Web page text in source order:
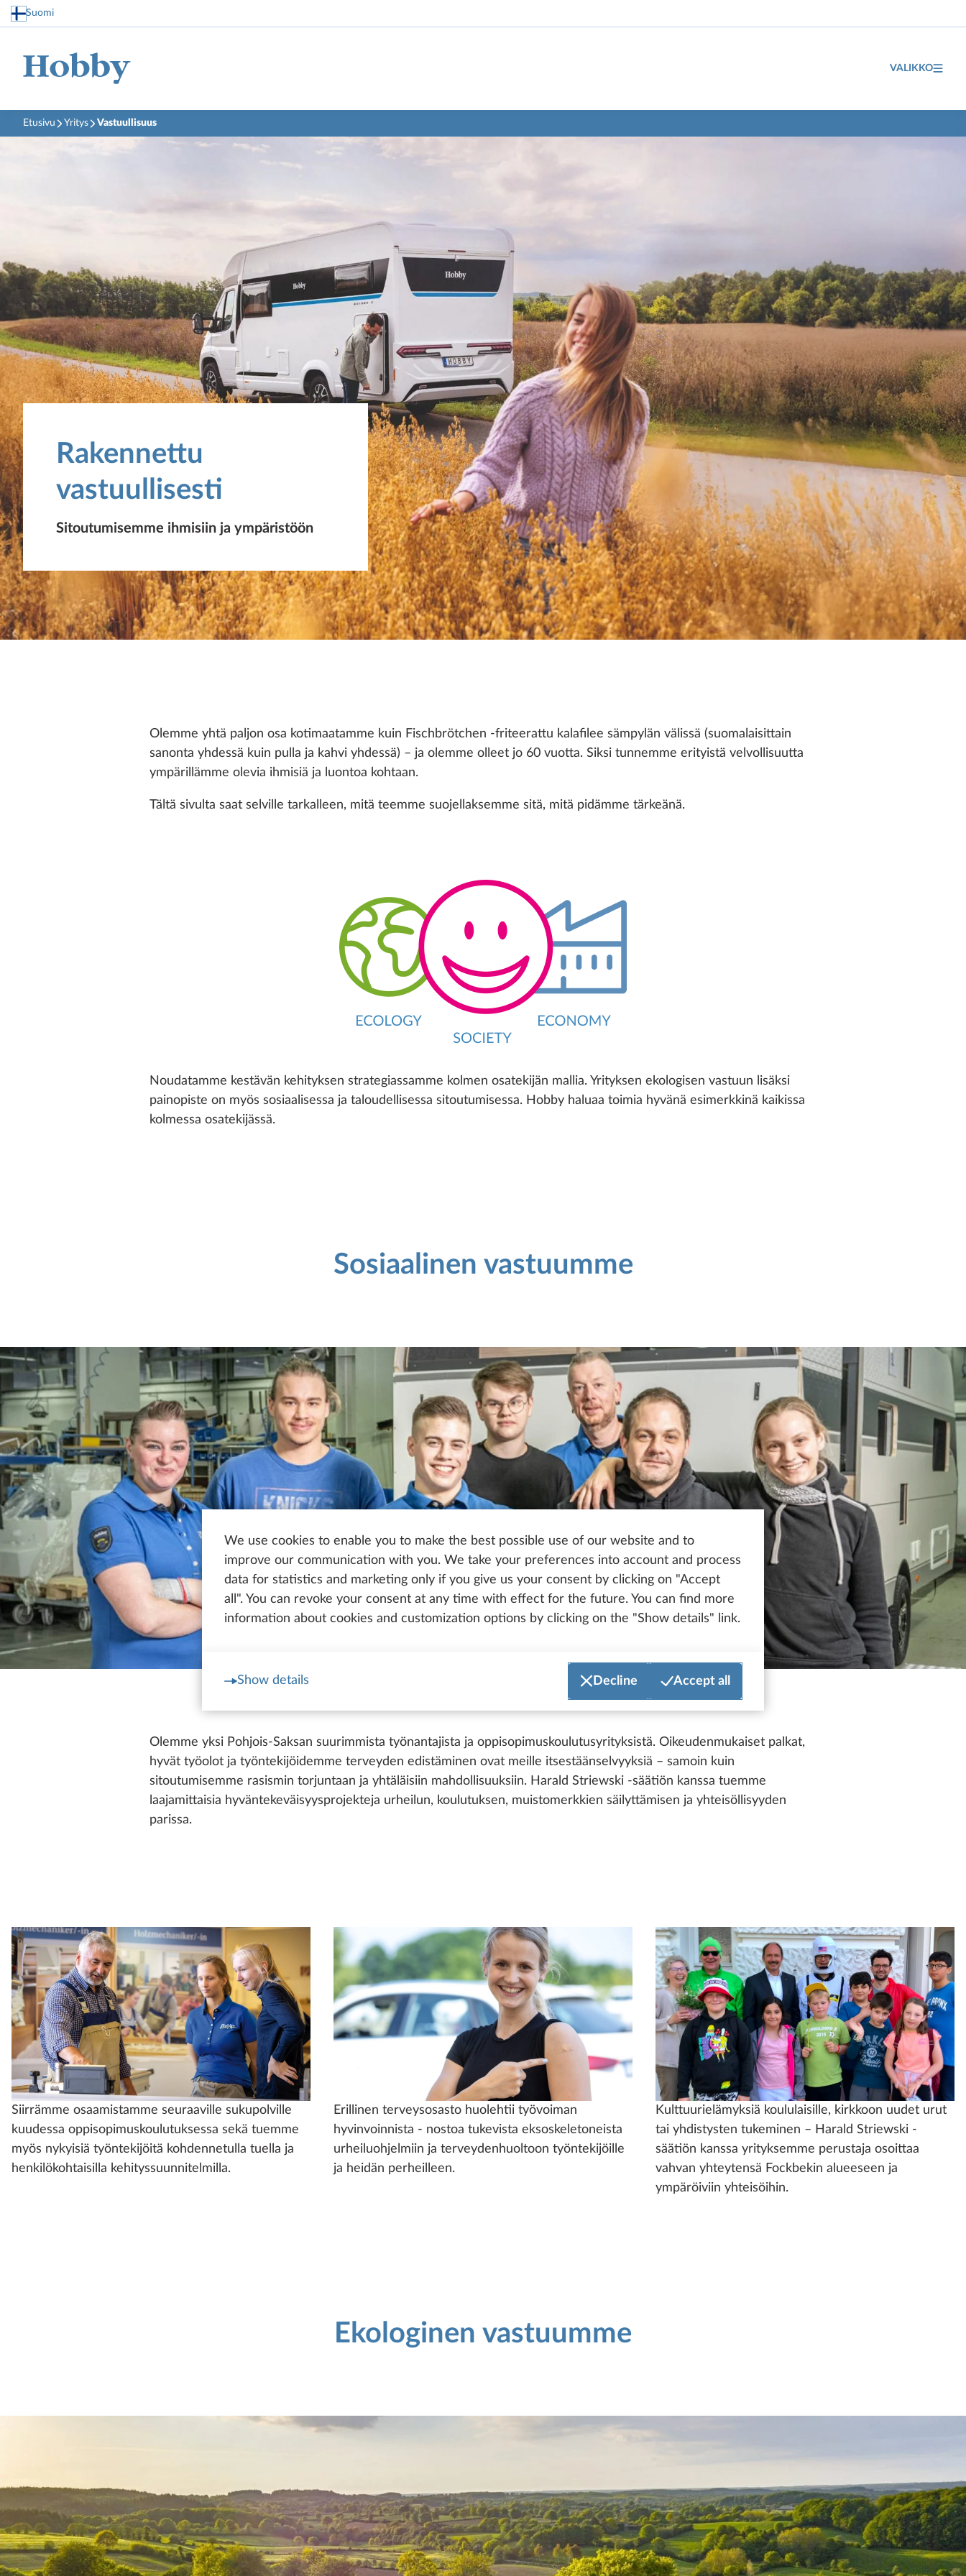
We use cookies to enable you to make the best possible use of our website and to
improve our communication with you. We take your preferences into account and process
data for statistics and marketing only if you give us your consent by clicking on "Accept
all". You can revoke your consent at any time with effect for the future. You can find more
information about cookies and customization options by clicking on the "Show details" link.
Show details Decline Accept all
Suomi
VALIKKO
Etusivu Yritys Vastuullisuus
Rakennettu
vastuullisesti
Sitoutumisemme ihmisiin ja ympäristöön
Olemme yhtä paljon osa kotimaatamme kuin Fischbrötchen -friteerattu kalafilee sämpylän välissä (suomalaisittain
sanonta yhdessä kuin pulla ja kahvi yhdessä) – ja olemme olleet jo 60 vuotta. Siksi tunnemme erityistä velvollisuutta
ympärillämme olevia ihmisiä ja luontoa kohtaan.
Tältä sivulta saat selville tarkalleen, mitä teemme suojellaksemme sitä, mitä pidämme tärkeänä.
Noudatamme kestävän kehityksen strategiassamme kolmen osatekijän mallia. Yrityksen ekologisen vastuun lisäksi
painopiste on myös sosiaalisessa ja taloudellisessa sitoutumisessa. Hobby haluaa toimia hyvänä esimerkkinä kaikissa
kolmessa osatekijässä.
Sosiaalinen vastuumme
Olemme yksi Pohjois-Saksan suurimmista työnantajista ja oppisopimuskoulutusyrityksistä. Oikeudenmukaiset palkat,
hyvät työolot ja työntekijöidemme terveyden edistäminen ovat meille itsestäänselvyyksiä – samoin kuin
sitoutumisemme rasismin torjuntaan ja yhtäläisiin mahdollisuuksiin. Harald Striewski -säätiön kanssa tuemme
laajamittaisia hyväntekeväisyysprojekteja urheilun, koulutuksen, muistomerkkien säilyttämisen ja yhteisöllisyyden
parissa.
Siirrämme osaamistamme seuraaville sukupolville
kuudessa oppisopimuskoulutuksessa sekä tuemme
myös nykyisiä työntekijöitä kohdennetulla tuella ja
henkilökohtaisilla kehityssuunnitelmilla.
Erillinen terveysosasto huolehtii työvoiman
hyvinvoinnista - nostoa tukevista eksoskeletoneista
urheiluohjelmiin ja terveydenhuoltoon työntekijöille
ja heidän perheilleen.
Kulttuurielämyksiä koululaisille, kirkkoon uudet urut
tai yhdistysten tukeminen – Harald Striewski -
säätiön kanssa yrityksemme perustaja osoittaa
vahvan yhteytensä Fockbekin alueeseen ja
ympäröiviin yhteisöihin.
Ekologinen vastuumme